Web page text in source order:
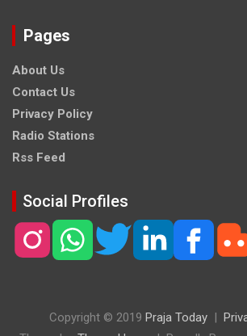
Pages
About Us
Contact Us
Privacy Policy
Radio Stations
Rss Feed
Social Profiles
Copyright © 2019 Praja Today